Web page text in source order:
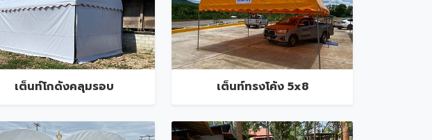
เต็นท์โกดังคลุมรอบ เต็นท์ทรงโค้ง 5x8